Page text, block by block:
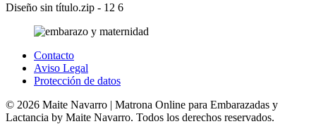
Diseño sin título.zip - 12 6
Contacto
Aviso Legal
Protección de datos
© 2026 Maite Navarro | Matrona Online para Embarazadas y
Lactancia by Maite Navarro. Todos los derechos reservados.